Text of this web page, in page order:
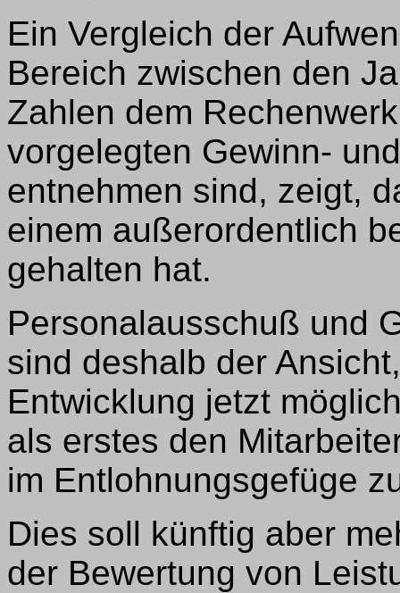
Ein Vergleich der
Bereich zwischen den
Zahlen dem
vorgelegten Gewinn-
entnehmen sind, zeigt,
einem außerordentlich
gehalten hat.
Personalausschuß und
sind deshalb der
Entwicklung jetzt
als erstes den
im Entlohnungsgefüge
Dies soll künftig aber
der Bewertung von